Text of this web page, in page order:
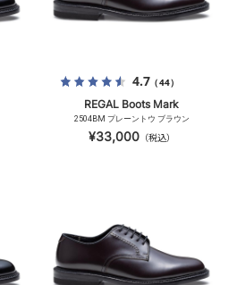
4.7（44）
REGAL Boots Mark
2504BM プレーントウ ブラウン
¥33,000（税込）